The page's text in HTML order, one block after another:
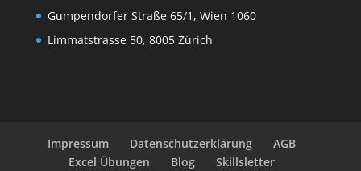
Gumpendorfer Straße 65/1, Wien 1060
Limmatstrasse 50, 8005 Zürich
Impressum Datenschutzerklärung
AGB
Excel Übungen
Blog Skillsletter